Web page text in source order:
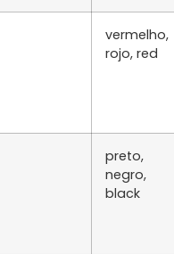
vermelho,
rojo, red
preto,
negro,
black